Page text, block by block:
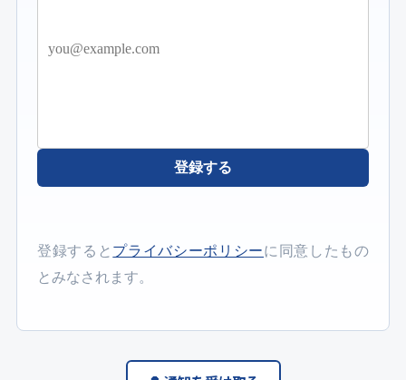
登録する
登録すると プライバシーポリシーに同意したもの
とみなされます。